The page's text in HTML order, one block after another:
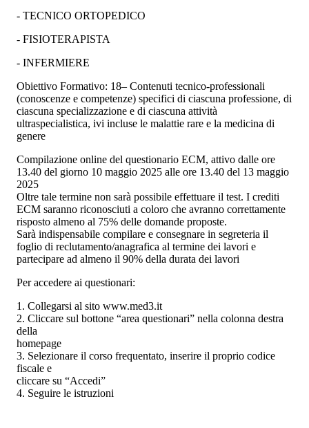
- TECNICO ORTOPEDICO
- FISIOTERAPISTA
- INFERMIERE
Obiettivo Formativo: 18– Contenuti tecnico-professionali
(conoscenze e competenze) specifici di ciascuna professione, di
ciascuna specializzazione e di ciascuna attività
ultraspecialistica, ivi incluse le malattie rare e la medicina di
genere
Compilazione online del questionario ECM, attivo dalle ore
13.40 del giorno 10 maggio 2025 alle ore 13.40 del 13 maggio
2025
Oltre tale termine non sarà possibile effettuare il test. I crediti
ECM saranno riconosciuti a coloro che avranno correttamente
risposto almeno al 75% delle domande proposte.
Sarà indispensabile compilare e consegnare in segreteria il
foglio di reclutamento/anagrafica al termine dei lavori e
partecipare ad almeno il 90% della durata dei lavori
Per accedere ai questionari:
1. Collegarsi al sito www.med3.it
2. Cliccare sul bottone “area questionari” nella colonna destra
della
homepage
3. Selezionare il corso frequentato, inserire il proprio codice
fiscale e
cliccare su “Accedi”
4. Seguire le istruzioni